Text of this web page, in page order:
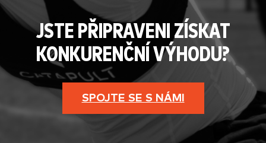
JSTE PŘIPRAVENI ZÍSKAT
KONKURENČNÍ VÝHODU?
SPOJTE SE S NÁMI